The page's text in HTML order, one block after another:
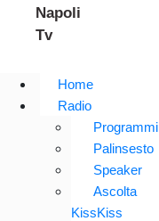
Napoli
Tv
Home
Radio
Programmi
Palinsesto
Speaker
Ascolta
KissKiss